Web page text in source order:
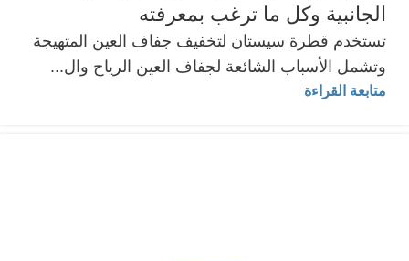
الجانبية وكل ما ترغب بمعرفته
تستخدم قطرة سيستان لتخفيف جفاف العين المتهيجة
وتشمل الأسباب الشائعة لجفاف العين الرياح وال...
متابعة القراءة